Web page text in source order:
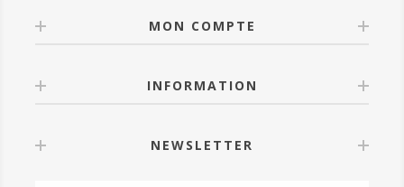
MON COMPTE
INFORMATION
NEWSLETTER